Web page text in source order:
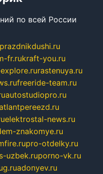
по всей России
prazdnikdushi.ru
fr.rukraft-you.ru
rastenuya.ru
freeride-team.ru
autostudiopro.ru
elektrostal-news.ru
znakomye.ru
pro-otdelky.ru
uzbek.ruporno-vk.ru
adonyev.ru